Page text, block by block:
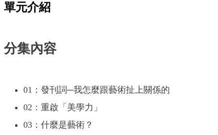
單元介紹
分集內容
01：發刊詞─我怎麼跟藝術扯上關係的
02：重啟「美學力」
03：什麼是藝術？